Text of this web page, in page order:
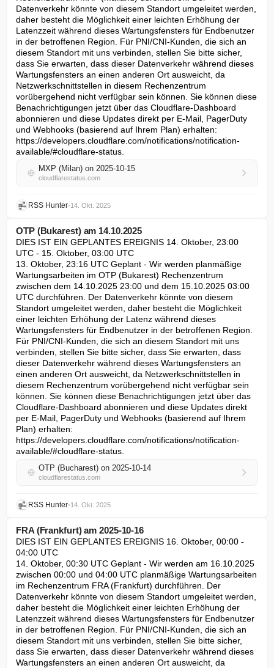
Datenverkehr könnte von diesem Standort umgeleitet werden,
daher besteht die Möglichkeit einer leichten Erhöhung der
Latenzzeit während dieses Wartungsfensters für Endbenutzer
in der betroffenen Region. Für PNI/CNI-Kunden, die sich an
diesem Standort mit uns verbinden, stellen Sie bitte sicher,
dass Sie erwarten, dass dieser Datenverkehr während dieses
Wartungsfensters an einen anderen Ort ausweicht, da
Netzwerkschnittstellen in diesem Rechenzentrum
vorübergehend nicht verfügbar sein können. Sie können diese
Benachrichtigungen jetzt über das Cloudflare-Dashboard
abonnieren und diese Updates direkt per E-Mail, PagerDuty
und Webhooks (basierend auf Ihrem Plan) erhalten:
https://developers.cloudflare.com/notifications/notification-
available/#cloudflare-status.
MXP (Milan) on 2025-10-15
cloudflarestatus.com
RSS Hunter•14. Okt. 2025
OTP (Bukarest) am 14.10.2025
DIES IST EIN GEPLANTES EREIGNIS 14. Oktober, 23:00
UTC - 15. Oktober, 03:00 UTC
13. Oktober, 23:16 UTC Geplant - Wir werden planmäßige
Wartungsarbeiten im OTP (Bukarest) Rechenzentrum
zwischen dem 14.10.2025 23:00 und dem 15.10.2025 03:00
UTC durchführen. Der Datenverkehr könnte von diesem
Standort umgeleitet werden, daher besteht die Möglichkeit
einer leichten Erhöhung der Latenz während dieses
Wartungsfensters für Endbenutzer in der betroffenen Region.
Für PNI/CNI-Kunden, die sich an diesem Standort mit uns
verbinden, stellen Sie bitte sicher, dass Sie erwarten, dass
dieser Datenverkehr während dieses Wartungsfensters an
einen anderen Ort ausweicht, da Netzwerkschnittstellen in
diesem Rechenzentrum vorübergehend nicht verfügbar sein
können. Sie können diese Benachrichtigungen jetzt über das
Cloudflare-Dashboard abonnieren und diese Updates direkt
per E-Mail, PagerDuty und Webhooks (basierend auf Ihrem
Plan) erhalten:
https://developers.cloudflare.com/notifications/notification-
available/#cloudflare-status.
OTP (Bucharest) on 2025-10-14
cloudflarestatus.com
RSS Hunter•14. Okt. 2025
FRA (Frankfurt) am 2025-10-16
DIES IST EIN GEPLANTES EREIGNIS 16. Oktober, 00:00 -
04:00 UTC
14. Oktober, 00:30 UTC Geplant - Wir werden am 16.10.2025
zwischen 00:00 und 04:00 UTC planmäßige Wartungsarbeiten
im Rechenzentrum FRA (Frankfurt) durchführen. Der
Datenverkehr könnte von diesem Standort umgeleitet werden,
daher besteht die Möglichkeit einer leichten Erhöhung der
Latenzzeit während dieses Wartungsfensters für Endbenutzer
in der betroffenen Region. Für PNI/CNI-Kunden, die sich an
diesem Standort mit uns verbinden, stellen Sie bitte sicher,
dass Sie erwarten, dass dieser Datenverkehr während dieses
Wartungsfensters an einen anderen Ort ausweicht, da